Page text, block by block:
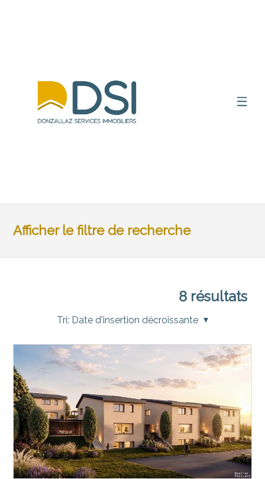
Afficher le filtre de recherche
8 résultats
Tri: Date d'insertion décroissante